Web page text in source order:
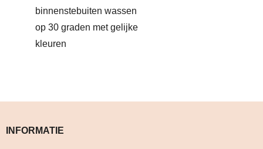
binnenstebuiten wassen
op 30 graden met gelijke
kleuren
INFORMATIE